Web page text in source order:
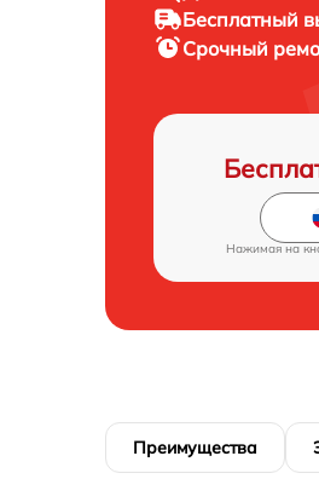
Бесплатный
Срочный
Нажимая на
Преимущества